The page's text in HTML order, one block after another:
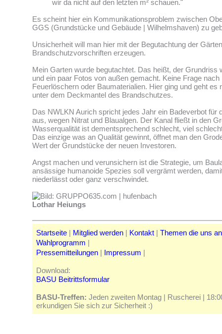
wir da nicht auf den letzten m² schauen."
Es scheint hier ein Kommunikationsproblem zwischen
GGS (Grundstücke und Gebäude | Wilhelmshaven) zu
Unsicherheit will man hier mit der Begutachtung der
Brandschutzvorschriften erzeugen.
Mein Garten wurde begutachtet. Das heißt, der Grundriss
und ein paar Fotos von außen gemacht. Keine Frage
Feuerlöschern oder Baumaterialien. Hier ging und geht es
unter dem Deckmantel des Brandschutzes.
Das NWLKN Aurich spricht jedes Jahr ein Badeverbot für
aus, wegen Nitrat und Blaualgen. Der Kanal fließt in den
Wasserqualität ist dementsprechend schlecht, viel
Das einzige was an Qualität gewinnt, öffnet man den
Wert der Grundstücke der neuen Investoren.
Angst machen und verunsichern ist die Strategie, um
ansässige humanoide Spezies soll vergrämt werden,
niederlässt oder ganz verschwindet.
Lothar Heiungs
Startseite | Mitglied werden | Kontakt | Themen die uns
Wahlprogramm |
Pressemitteilungen | Impressum |
Download:
BASU Beitrittsformular
BASU-Treffen: Jeden zweiten Montag | Ruscherei |
erkundigen Sie sich zur Sicherheit :)